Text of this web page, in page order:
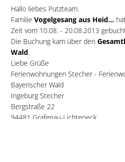
Hallo liebes Putzteam.
Familie Vogelgesang aus Heid...
Zeit vom 10.08. - 20.08.2013
Die Buchung kam über den
Wald.
Liebe Grüße
Ferienwohnungen Stecher -
Bayerischer Wald
Ingeburg Stecher
Bergstraße 22
94481 Grafenau-Lichteneck